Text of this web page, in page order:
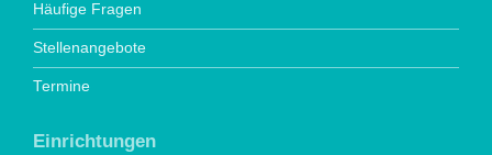
Häufige Fragen
Stellenangebote
Termine
Einrichtungen